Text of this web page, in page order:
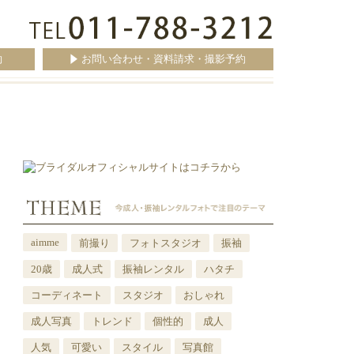
お問い合わせ・資料請求・撮影予約
aimme 前撮り フォトスタジオ 振袖
20歳 成人式 振袖レンタル ハタチ
コーディネート スタジオ おしゃれ
成人写真 トレンド 個性的 成人
人気 可愛い スタイル 写真館